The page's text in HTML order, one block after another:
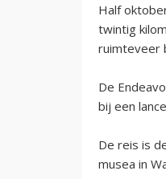
Half
twintig
ruimteveer
De
bij een
De reis is
musea in